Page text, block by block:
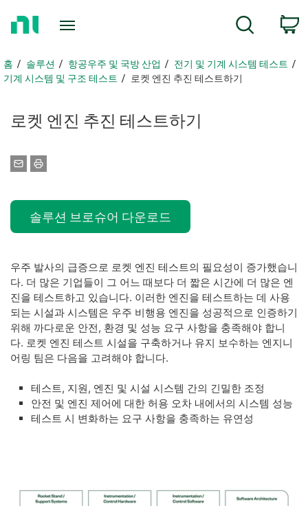
지
로
홈 솔루션 항공우주 및 국방 산업
전기 및 기계 시스템 테스트
기계 시스템 및 구조 테스트
로켓 엔진 추진 테스트하기
로켓 엔진 추진 테스트하기
솔루션 브로슈어 다운로드
우주 발사의 급증으로 로켓 엔진 테스트의 필요성이 증가했습니
다. 더 많은 기업들이 그 어느 때보다 더 짧은 시간에 더 많은 엔
진을 테스트하고 있습니다. 이러한 엔진을 테스트하는 데 사용
되는 시설과 시스템은 우주 비행용 엔진을 성공적으로 인증하기
위해 까다로운 안전, 환경 및 성능 요구 사항을 충족해야 합니
다. 로켓 엔진 테스트 시설을 구축하거나 유지 보수하는 엔지니
어링 팀은 다음을 고려해야 합니다.
테스트, 지원, 엔진 및 시설 시스템 간의 긴밀한 조정
안전 및 엔진 제어에 대한 허용 오차 내에서의 시스템 성능
테스트 시 변화하는 요구 사항을 충족하는 유연성